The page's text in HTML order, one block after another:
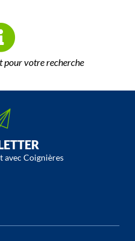
pour votre recherche
avec Coignières